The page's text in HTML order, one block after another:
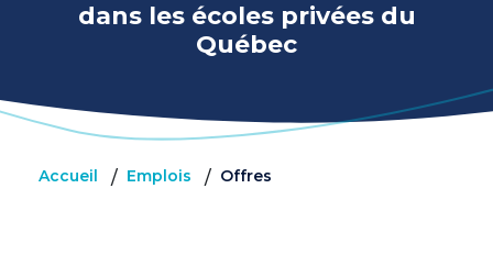
dans les écoles privées du
Québec
Accueil / Emplois / Offres